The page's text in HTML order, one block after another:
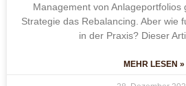
Management von Anlageportfolios
Strategie das Rebalancing. Aber wie
in der Praxis? Dieser
MEHR LESEN »